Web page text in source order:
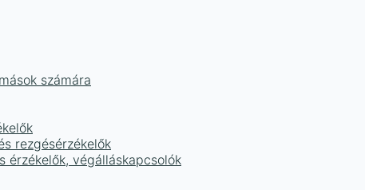
számára
rezgésérzékelők
érzékelők, végálláskapcsolók